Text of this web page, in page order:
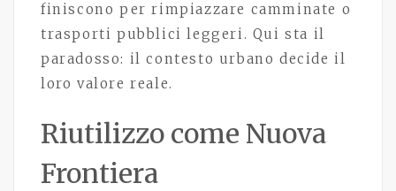
finiscono per rimpiazzare camminate o
trasporti pubblici leggeri. Qui sta il
paradosso: il contesto urbano decide il
loro valore reale.
Riutilizzo come Nuova
Frontiera